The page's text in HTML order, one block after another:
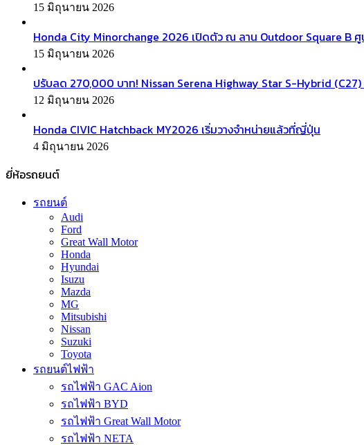
15 มิถุนายน 2026
Honda City Minorchange 2026 เปิดตัว ณ ลาน Outdoor Square B
15 มิถุนายน 2026
ปรับลด 270,000 บาท! Nissan Serena Highway Star S-Hybrid (C27)
12 มิถุนายน 2026
Honda CIVIC Hatchback MY2026 เริ่มวางจำหน่ายแล้วที่ญี่ปุ่น
4 มิถุนายน 2026
ยี่ห้อรถยนต์
รถยนต์
Audi
Ford
Great Wall Motor
Honda
Hyundai
Isuzu
Mazda
MG
Mitsubishi
Nissan
Suzuki
Toyota
รถยนต์ไฟฟ้า
รถไฟฟ้า GAC Aion
รถไฟฟ้า BYD
รถไฟฟ้า Great Wall Motor
รถไฟฟ้า NETA